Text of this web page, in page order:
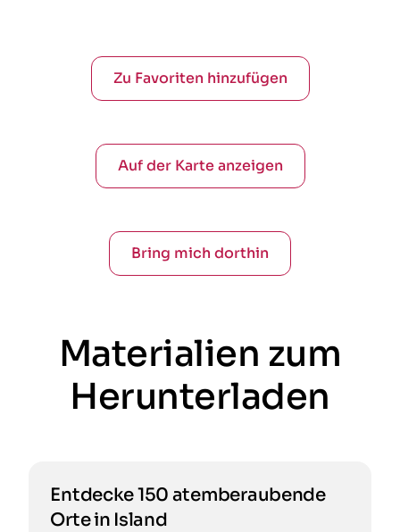
Zu Favoriten hinzufügen
Auf der Karte anzeigen
Bring mich dorthin
Materialien zum
Herunterladen
Entdecke 150 atemberaubende
Orte in Island